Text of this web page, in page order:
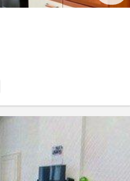
Place de Mons Chambre dans
toutes charges comprises
Tout nouveau bloc sanitaire!